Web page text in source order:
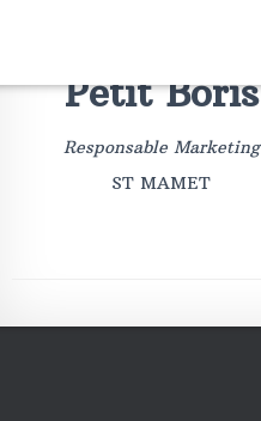
Petit Boris
Responsable Marketing
ST MAMET